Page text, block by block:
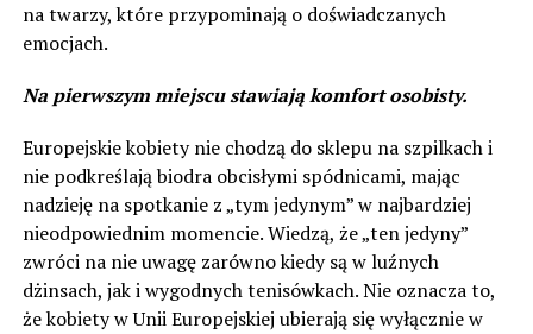
na twarzy, które przypominają o doświadczanych
emocjach.
Na pierwszym miejscu stawiają komfort osobisty.
Europejskie kobiety nie chodzą do sklepu na szpilkach i
nie podkreślają biodra obcisłymi spódnicami, mając
nadzieję na spotkanie z „tym jedynym” w najbardziej
nieodpowiednim momencie. Wiedzą, że „ten jedyny”
zwróci na nie uwagę zarówno kiedy są w luźnych
dżinsach, jak i wygodnych tenisówkach. Nie oznacza to,
że kobiety w Unii Europejskiej ubierają się wyłącznie w